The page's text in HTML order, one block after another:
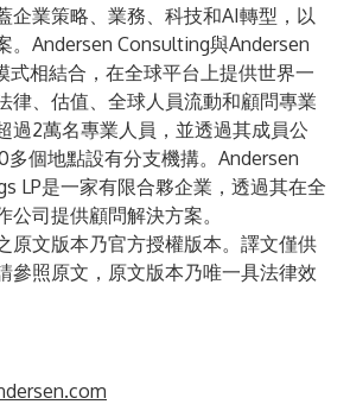
企業策略、業務、科技和AI轉型，以
。Andersen Consulting與Andersen
式相結合，在全球平台上提供世界一
律、估值、全球人員流動和顧問專業
過2萬名專業人員，並透過其成員公
個地點設有分支機搆。Andersen
LP是一家有限合夥企業，透過其在全
公司提供顧問解決方案。
原文版本乃官方授權版本。譯文僅供
參照原文，原文版本乃唯一具法律效